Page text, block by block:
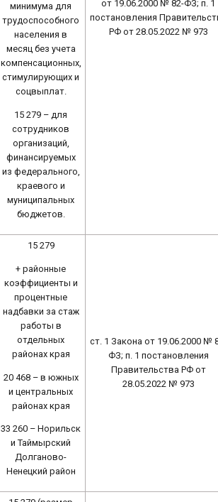
минимума для
трудоспособного
населения в
месяц без учета
компенсационных,
стимулирующих и
соцвыплат.
15 279 – для
сотрудников
организаций,
финансируемых
из федерального,
краевого и
муниципальных
бюджетов.
от 19.06.2000 № 82-ФЗ; п. 1
постановления
РФ от 28.05.2022 № 973
15 279
+ районные
коэффициенты и
процентные
надбавки за стаж
работы в
отдельных
районах края
20 468 – в южных
и центральных
районах края
33 260 – Норильск
и Таймырский
Долганово-
Ненецкий район
ст. 1 Закона от 19.06.2000 №
ФЗ; п. 1 постановления
Правительства РФ от
28.05.2022 № 973